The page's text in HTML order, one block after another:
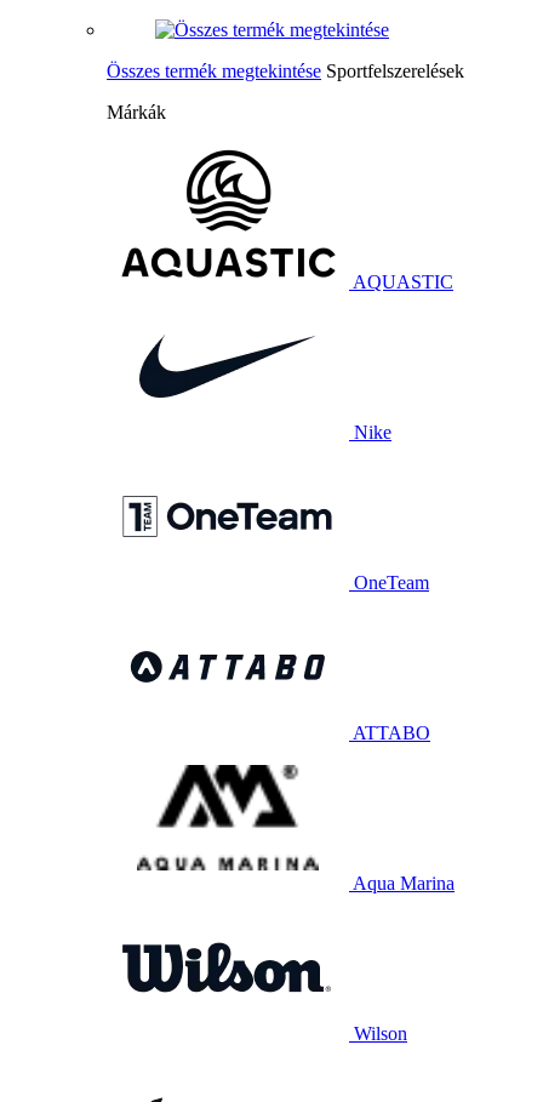
Összes termék megtekintése Sportfelszerelések
Márkák
AQUASTIC
Nike
OneTeam
ATTABO
Aqua Marina
Wilson